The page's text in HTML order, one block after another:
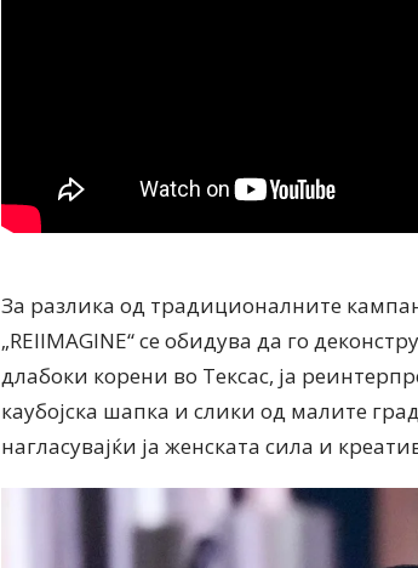
За разлика од традиционалните
„REIIMAGINE“ се обидува да го
длабоки корени во Тексас, ја
каубојска шапка и слики од малите
нагласувајќи ја женската сила и